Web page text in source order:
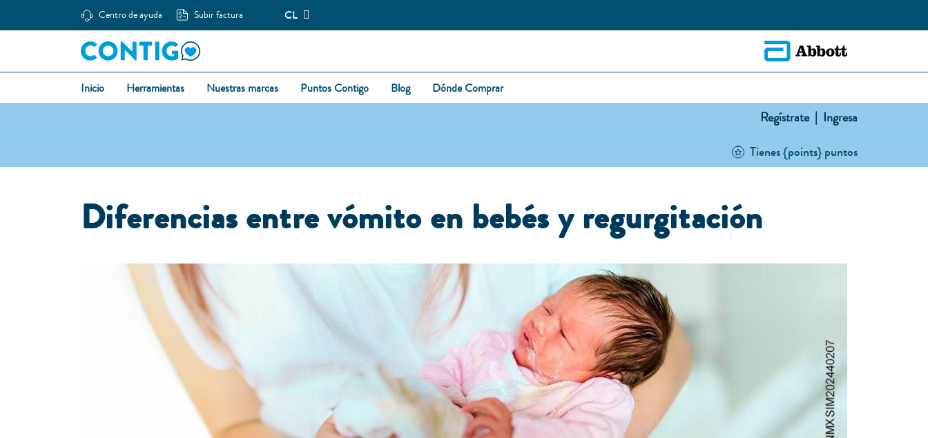
Centro de ayuda Subir factura CL
Inicio Herramientas Nuestras marcas Puntos Contigo Blog Dónde Comprar
Regístrate | Ingresa
Tienes {points} puntos
Diferencias entre vómito en bebés y regurgitación